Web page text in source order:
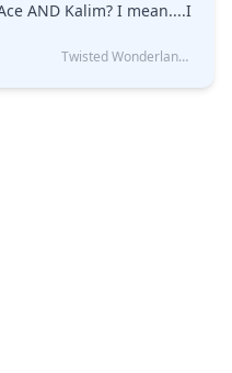
AND Kalim? I mean....I
Twisted Wonderland Kin Quiz